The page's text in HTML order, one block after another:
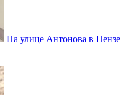
На улице Антонова в Пензе